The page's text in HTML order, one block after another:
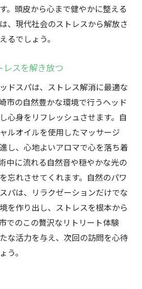
。頭皮から心まで健やかに整える
、現代社会のストレスから解放さ
るでしょう。
レスを解き放つ
ドスパは、ストレス解消に最適な
市の自然豊かな環境で行うヘッド
心身をリフレッシュさせます。自
ルオイルを使用したマッサージ
し、心地よいアロマで心を落ち着
中に流れる自然音や穏やかな光の
忘れさせてくれます。自然のパワ
パは、リラクゼーションだけでな
を作り出し、ストレスを根本から
でのこの贅沢なリトリート体験
な活力を与え、次回の訪問を心待
う。